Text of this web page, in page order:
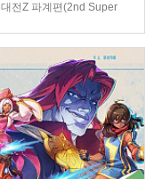
전Z 파계편(2nd Super
발매되었으며, 2012년